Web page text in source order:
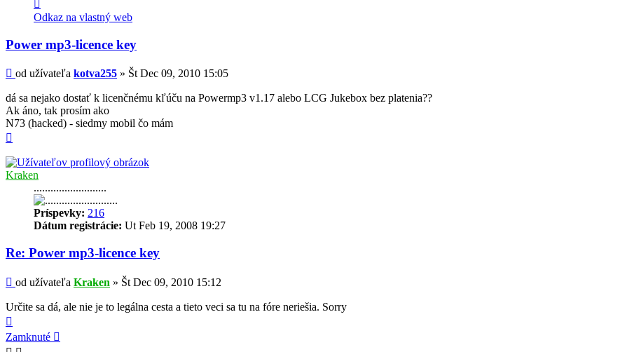
informácie
užívateľa
kotva255
Odkaz na vlastný web
Power mp3-licence key
Príspevok
od užívateľa kotva255 » Št Dec 09, 2010 15:05
dá sa nejako dostať k licenčnému kľúču na Powermp3 v1.17 alebo LCG Jukebox bez platenia??
Ak áno, tak prosím ako
N73 (hacked) - siedmy mobil čo mám
Kraken
..........................
Príspevky: 216
Dátum registrácie: Ut Feb 19, 2008 19:27
Re: Power mp3-licence key
Príspevok
od užívateľa Kraken » Št Dec 09, 2010 15:12
Určite sa dá, ale nie je to legálna cesta a tieto veci sa tu na fóre neriešia. Sorry
Zamknuté